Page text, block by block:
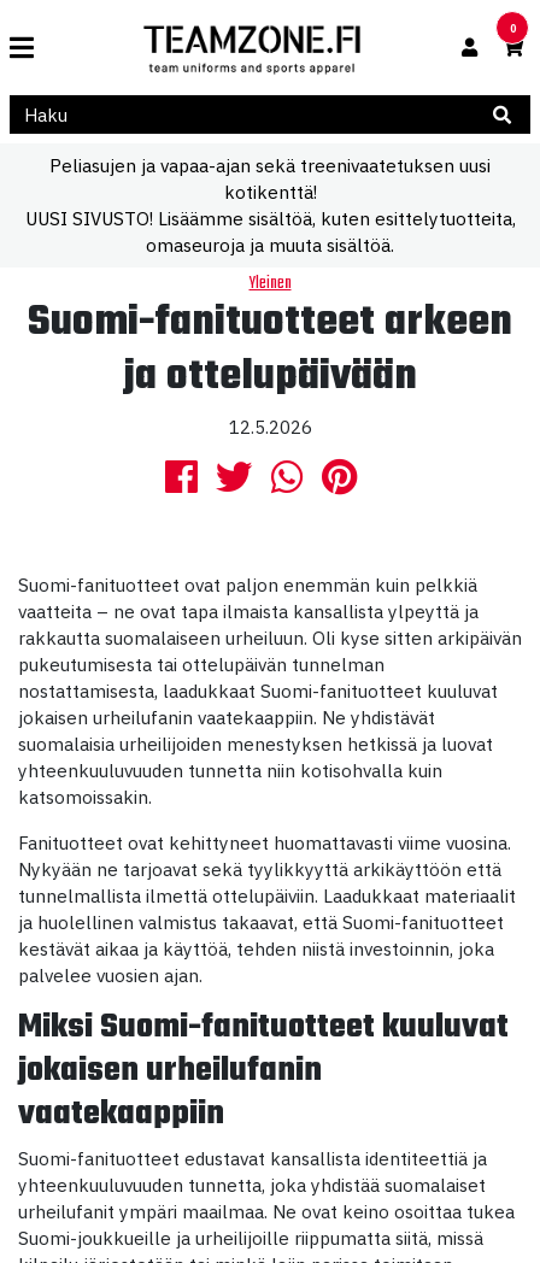
0
Peliasujen ja vapaa-ajan sekä treenivaatetuksen uusi
kotikenttä!
UUSI SIVUSTO! Lisäämme sisältöä, kuten esittelytuotteita,
omaseuroja ja muuta sisältöä.
Yleinen
Suomi-fanituotteet arkeen
ja ottelupäivään
12.5.2026
Suomi-fanituotteet ovat paljon enemmän kuin pelkkiä
vaatteita – ne ovat tapa ilmaista kansallista ylpeyttä ja
rakkautta suomalaiseen urheiluun. Oli kyse sitten arkipäivän
pukeutumisesta tai ottelupäivän tunnelman
nostattamisesta, laadukkaat Suomi-fanituotteet kuuluvat
jokaisen urheilufanin vaatekaappiin. Ne yhdistävät
suomalaisia urheilijoiden menestyksen hetkissä ja luovat
yhteenkuuluvuuden tunnetta niin kotisohvalla kuin
katsomoissakin.
Fanituotteet ovat kehittyneet huomattavasti viime vuosina.
Nykyään ne tarjoavat sekä tyylikkyyttä arkikäyttöön että
tunnelmallista ilmettä ottelupäiviin. Laadukkaat materiaalit
ja huolellinen valmistus takaavat, että Suomi-fanituotteet
kestävät aikaa ja käyttöä, tehden niistä investoinnin, joka
palvelee vuosien ajan.
Miksi Suomi-fanituotteet kuuluvat
jokaisen urheilufanin
vaatekaappiin
Suomi-fanituotteet edustavat kansallista identiteettiä ja
yhteenkuuluvuuden tunnetta, joka yhdistää suomalaiset
urheilufanit ympäri maailmaa. Ne ovat keino osoittaa tukea
Suomi-joukkueille ja urheilijoille riippumatta siitä, missä